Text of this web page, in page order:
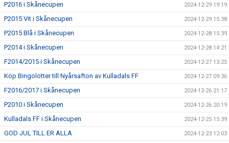
P2016 i Skånecupen 2024-12-29 19:19
P2015 Vit i Skånecupen 2024-12-29 15:38
P2015 Blå i Skånecupen 2024-12-28 15:39
P2014 i Skånecupen 2024-12-28 14:21
F2014/2015 i Skånecupen 2024-12-27 13:25
Köp Bingolotter till Nyårsafton av Kulladals FF 2024-12-27 09:36
F2016/2017 i Skånecupen 2024-12-26 21:17
P2010 i Skånecupen 2024-12-26 20:19
Kulladals FF i Skånecupen 2024-12-25 15:39
GOD JUL TILL ER ALLA 2024-12-23 12:03